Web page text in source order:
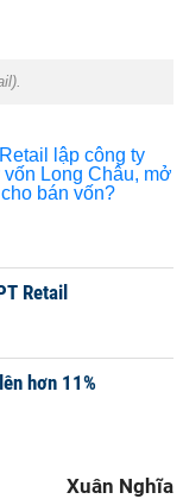
Retail
hơn 11%
Xuân Nghĩa